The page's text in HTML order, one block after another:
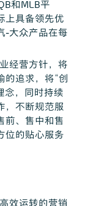
和MLB平
上具备领先优
-大众产品在每
经营方针，将
的追求，将“创
念，同时持续
，不断规范服
前、售中和售
位的贴心服务
效运转的营销